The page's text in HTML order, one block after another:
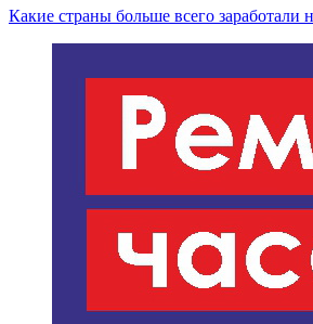
Какие страны больше всего заработали